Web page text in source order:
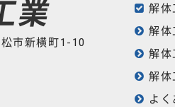
市新横町1-10
解体
解体
解体
解体
よ